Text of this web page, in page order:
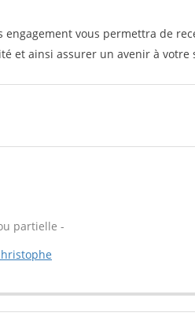
vous permettra de
et ainsi assurer un avenir à votre
partielle -